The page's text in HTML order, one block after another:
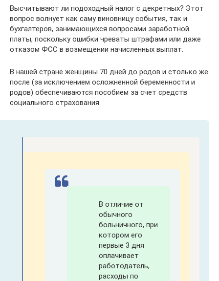
Высчитывают ли подоходный налог с декретных? Этот
вопрос волнует как саму виновницу события, так и
бухгалтеров, занимающихся вопросами заработной
платы, поскольку ошибки чреваты штрафами или даже
отказом ФСС в возмещении начисленных выплат.
В нашей стране женщины 70 дней до родов и столько же
после (за исключением осложненной беременности и
родов) обеспечиваются пособием за счет средств
социального страхования.
В отличие от
обычного
больничного, при
котором его
первые 3 дня
оплачивает
работодатель,
расходы по